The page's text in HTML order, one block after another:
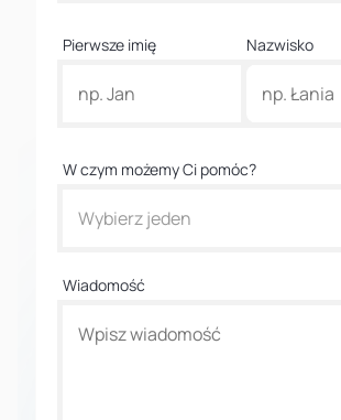
Pierwsze imię Nazwisko
W czym możemy Ci pomóc?
Wybierz jeden
Wiadomość